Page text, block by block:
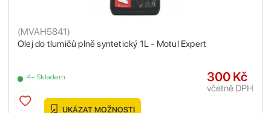
Olej do tlumičů plně syntetický 1L - Motul Expert
(MVAH5841)
4+ Skladem 300 Kč
včetně DPH
UKÁZAT MOŽNOSTI